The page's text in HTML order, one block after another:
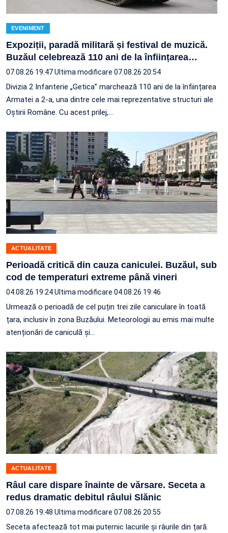
EVENIMENT
Expoziții, paradă militară și festival de muzică.
Buzăul celebrează 110 ani de la înființarea…
07.08.26 19:47Ultima modificare 07.08.26 20:54
Divizia 2 Infanterie „Getica” marchează 110 ani de la înființarea
Armatei a 2-a, una dintre cele mai reprezentative structuri ale
Oștirii Române. Cu acest prilej,…
ACTUALITATE
Perioadă critică din cauza caniculei. Buzăul, sub
cod de temperaturi extreme până vineri
04.08.26 19:24Ultima modificare 04.08.26 19:46
Urmează o perioadă de cel puțin trei zile caniculare în toată
țara, inclusiv în zona Buzăului. Meteorologii au emis mai multe
atenționări de caniculă și…
ACTUALITATE
Râul care dispare înainte de vărsare. Seceta a
redus dramatic debitul râului Slănic
07.08.26 19:48 Ultima modificare 07.08.26 20:55
Seceta afectează tot mai puternic lacurile și râurile din țară.